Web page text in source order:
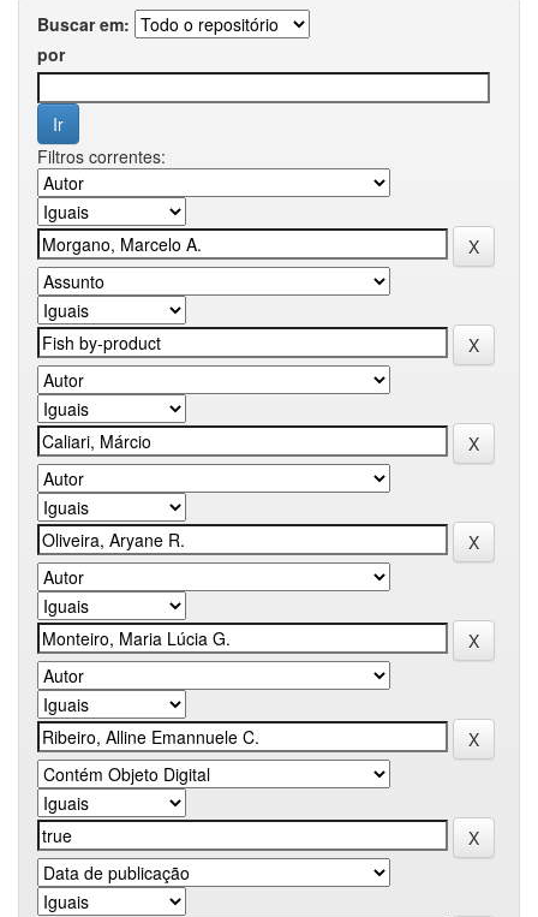
Buscar em:
por
Filtros correntes: